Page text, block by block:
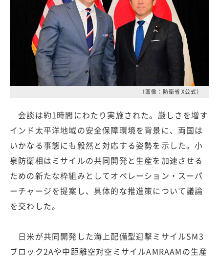
（画像：防衛省 X公式）
会談は約1時間にわたり実施された。厳しさを増す
インド太平洋地域の安全保障環境を背景に、両国は
いかなる事態にも毅然と対応する姿勢を示した。小
泉防衛相はミサイルの共同開発と生産を加速させる
ための新たな枠組みとしてオペレーション・スーパ
ーチャージを提案し、具体的な推進策について議論
を交わした。
日米が共同開発した海上配備型迎撃ミサイルSM3
ブロック2Aや中距離空対空ミサイルAMRAAMの生産